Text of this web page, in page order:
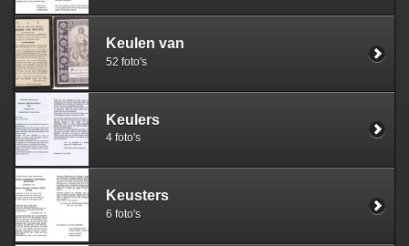
Keulen van
52 foto's
Keulers
4 foto's
Keusters
6 foto's